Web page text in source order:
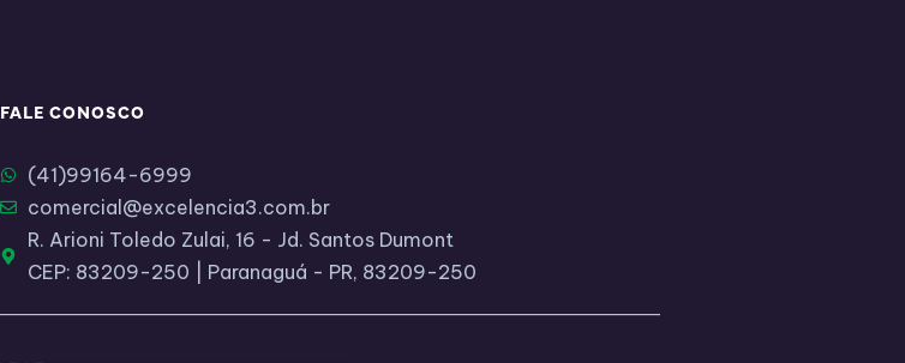
FALE CONOSCO
(41)99164-6999​
comercial@excelencia3.com.br
R. Arioni Toledo Zulai, 16 - Jd. Santos Dumont
CEP: 83209-250 | Paranaguá - PR, 83209-250